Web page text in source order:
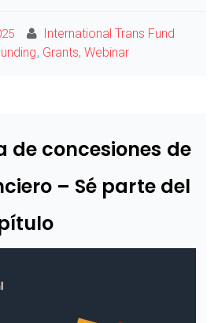
International Trans Fund
, Grants, Webinar
de concesiones de
– Sé parte del